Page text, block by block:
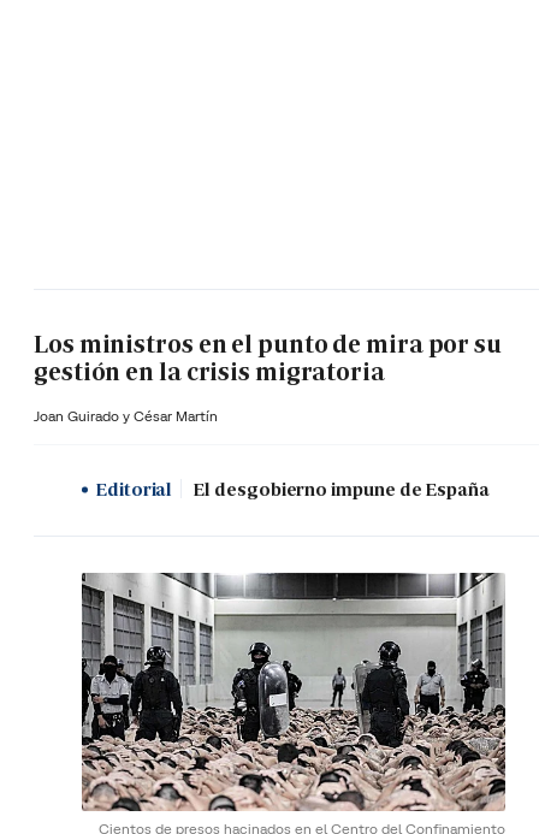
Los ministros en el punto de mira por su
gestión en la crisis migratoria
Joan Guirado y César Martín
Editorial El desgobierno impune de España
Cientos de presos hacinados en el Centro del Confinamiento